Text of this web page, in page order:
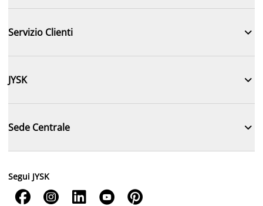
Servizio Clienti 
JYSK 
Sede Centrale 
Segui JYSK
    